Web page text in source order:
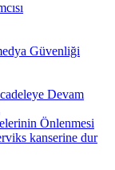
Güvenliği
Devam
Önlenmesi
kanserine dur